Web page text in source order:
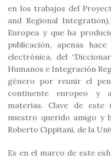
en los trabajos del
and Regional
Europea y que ha
publicación, apenas
electrónica, del
Humanos e Integración
género por reunir el
continente europeo y
materias. Clave de este
nuestro querido amigo y
Roberto Cippitani, de la
Es en el marco de este